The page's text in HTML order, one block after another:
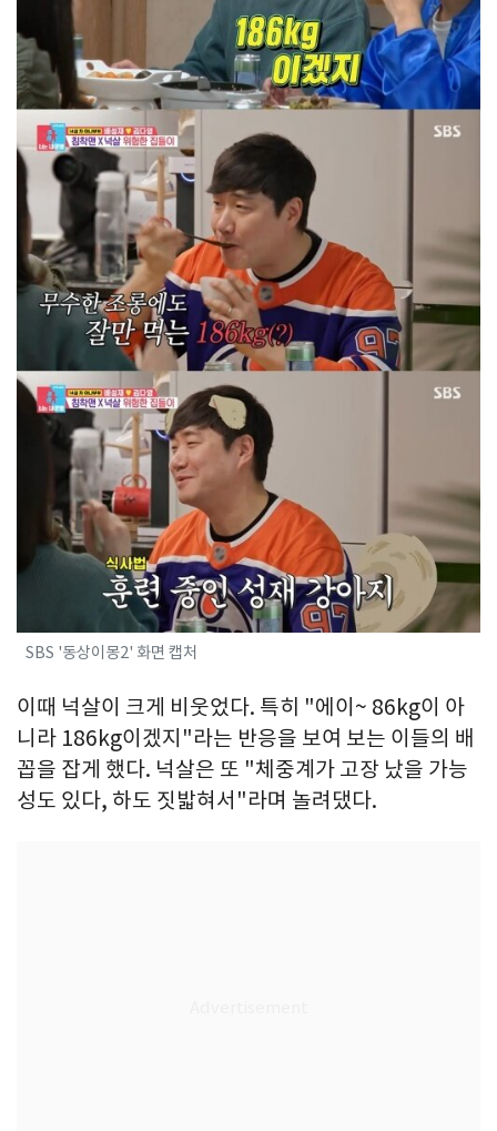
SBS '동상이몽2' 화면 캡처
이때 넉살이 크게 비웃었다. 특히 "에이~ 86kg이 아
니라 186kg이겠지"라는 반응을 보여 보는 이들의 배
꼽을 잡게 했다. 넉살은 또 "체중계가 고장 났을 가능
성도 있다, 하도 짓밟혀서"라며 놀려댔다.